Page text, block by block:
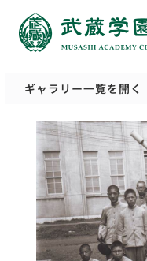
ギャラリー一覧を開く